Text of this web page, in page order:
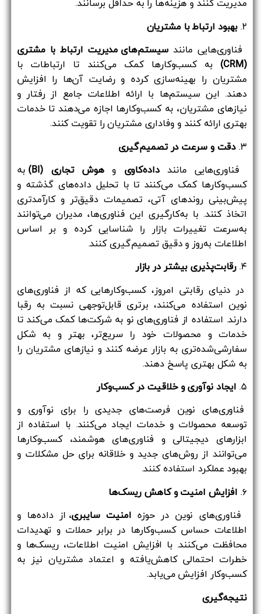
مدیریت کنند و هزینه‌ها را به حداقل برسانند.
۲. بهبود ارتباط با مشتریان
فناوری‌هایی مانند سیستم‌های مدیریت ارتباط با مشتری
(CRM)
به کسب‌وکارها کمک می‌کنند تا ارتباطات با
مشتریان را بهینه‌سازی کرده و رضایت آن‌ها را افزایش
دهند. این سیستم‌ها با ارائه اطلاعات جامع از رفتار و
نیازهای مشتریان، به کسب‌وکارها اجازه می‌دهند تا خدمات
بهتری ارائه کنند و وفاداری مشتریان را تقویت کنند.
۳. دقت و سرعت در تصمیم‌گیری
فناوری‌هایی مانندداده‌کاوی و هوش تجاری (BI)
به
کسب‌وکارها کمک می‌کنند تا با تحلیل داده‌های گذشته و
پیش‌بینی روندهای آتی، تصمیمات دقیق‌تر و کارآمدتری
اتخاذ کنند. با به‌کارگیری این فناوری‌ها، مدیران می‌توانند
به‌سرعت تغییرات بازار را شناسایی کرده و بر اساس
اطلاعات به‌روز و دقیق تصمیم‌گیری کنند.
۴. رقابت‌پذیری بیشتر در بازار
در دنیای رقابتی امروز، کسب‌وکارهایی که از فناوری‌های
نوین استفاده می‌کنند، برتری قابل‌توجهی نسبت به رقبا
دارند. استفاده از فناوری‌های نو به شرکت‌ها کمک می‌کند تا
خدمات و محصولات خود را سریع‌تر، بهتر و به شکل
سفارشی‌شده‌تری به بازار عرضه کنند و نیازهای مشتریان را
به شکل بهتری پاسخ دهند.
۵. ایجاد نوآوری و خلاقیت در کسب‌وکار
فناوری‌های نوین فرصت‌های جدیدی را برای نوآوری و
توسعه محصولات و خدمات ایجاد می‌کنند. با استفاده از
ابزارهای دیجیتالی و فناوری‌های هوشمند، کسب‌وکارها
می‌توانند از روش‌های جدید و خلاقانه برای حل مشکلات و
بهبود عملکرد استفاده کنند.
۶. افزایش امنیت و کاهش ریسک‌ها
فناوری‌های نوین در حوزه امنیت سایبری، از داده‌ها و
اطلاعات حساس کسب‌وکارها در برابر حملات و تهدیدات
محافظت می‌کنند. با افزایش امنیت اطلاعات، ریسک‌ها و
خطرات احتمالی کاهش‌یافته و اعتماد مشتریان نیز به
کسب‌وکار افزایش می‌یابد.
نتیجه‌گیری